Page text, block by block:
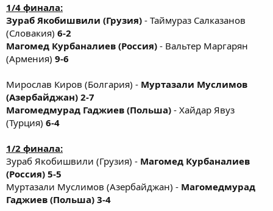
1/4 финала:
Зураб Якобишвили (Грузия) - Таймураз Салказанов
(Словакия) 6-2
Магомед Курбаналиев (Россия) - Вальтер Маргарян
(Армения) 9-6
Мирослав Киров (Болгария) - Муртазали Муслимов
(Азербайджан) 2-7
Магомедмурад Гаджиев (Польша) - Хайдар Явуз
(Турция) 6-4
1/2 финала:
Зураб Якобишвили (Грузия) - Магомед Курбаналиев
(Россия) 5-5
Муртазали Муслимов (Азербайджан) - Магомедмурад
Гаджиев (Польша) 3-4